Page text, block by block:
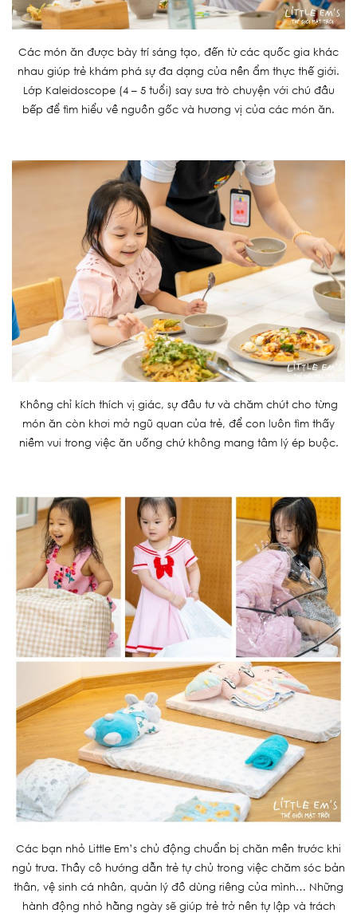
Các món ăn được bày trí sáng tạo, đến từ các quốc gia khác
nhau giúp trẻ khám phá sự đa dạng của nền ẩm thực thế giới.
Lớp Kaleidoscope (4 – 5 tuổi) say sưa trò chuyện với chú đầu
bếp để tìm hiểu về nguồn gốc và hương vị của các món ăn.
Không chỉ kích thích vị giác, sự đầu tư và chăm chút cho từng
món ăn còn khơi mở ngũ quan của trẻ, để con luôn tìm thấy
niềm vui trong việc ăn uống chứ không mang tâm lý ép buộc.
Các bạn nhỏ Little Em’s chủ động chuẩn bị chăn mền trước khi
ngủ trưa. Thầy cô hướng dẫn trẻ tự chủ trong việc chăm sóc bản
thân, vệ sinh cá nhân, quản lý đồ dùng riêng của mình… Những
hành động nhỏ hằng ngày sẽ giúp trẻ trở nên tự lập và trách